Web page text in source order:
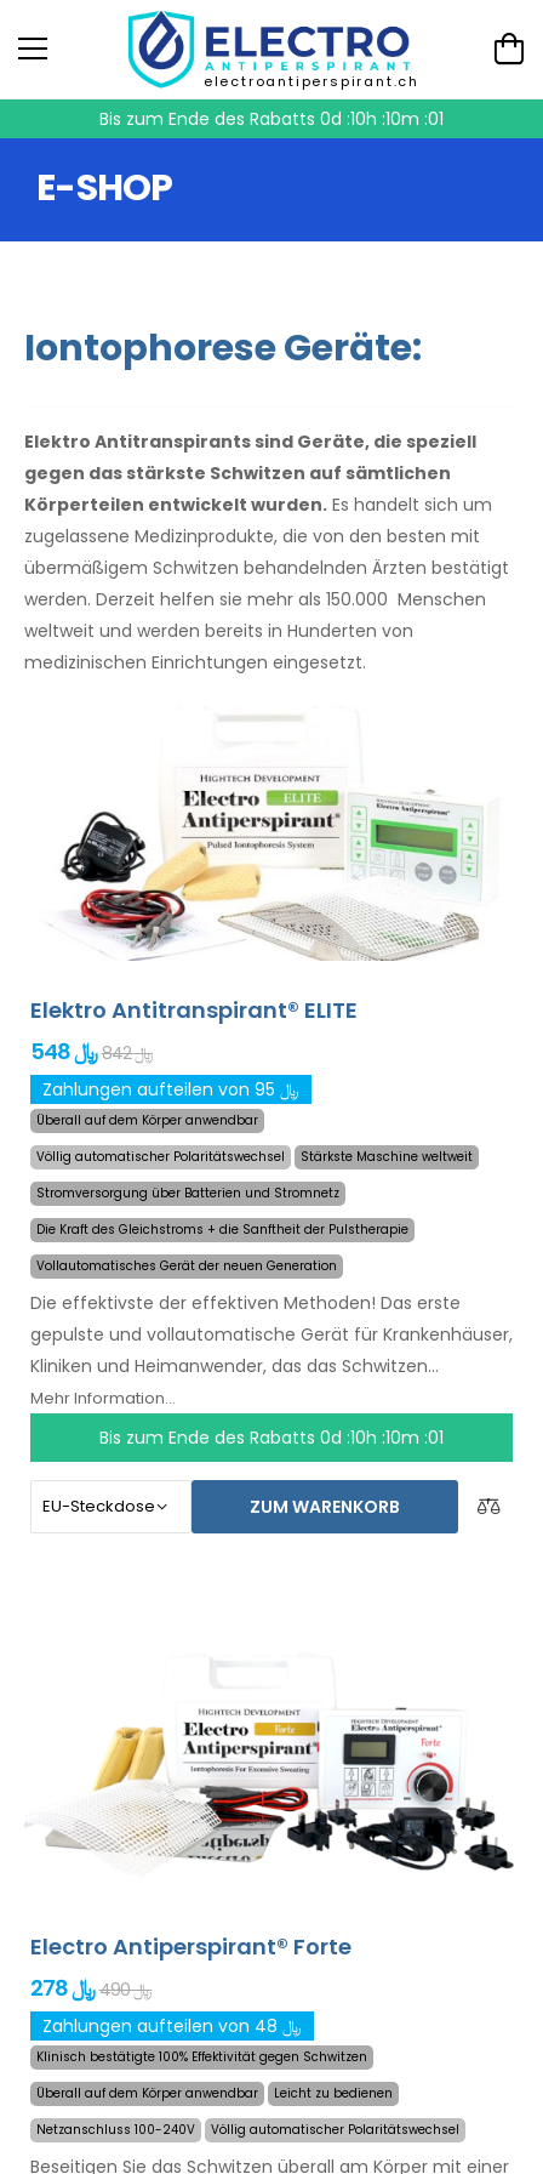
electroantiperspirant.ch
Bis zum Ende des Rabatts 0d :10h :10m :00
E-SHOP
Iontophorese Geräte:
Elektro Antitranspirants sind Geräte, die speziell
gegen das stärkste Schwitzen auf sämtlichen
Körperteilen entwickelt wurden. Es handelt sich um
zugelassene Medizinprodukte, die von den besten mit
übermäßigem Schwitzen behandelnden Ärzten bestätigt
werden. Derzeit helfen sie mehr als 150.000 Menschen
weltweit und werden bereits in Hunderten von
medizinischen Einrichtungen eingesetzt.
Elektro Antitranspirant® ELITE
548 ﷼
842 ﷼
Zahlungen aufteilen von 95 ﷼
Überall auf dem Körper anwendbar
Völlig automatischer Polaritätswechsel
Stärkste Maschine weltweit
Stromversorgung über Batterien und Stromnetz
Die Kraft des Gleichstroms + die Sanftheit der Pulstherapie
Vollautomatisches Gerät der neuen Generation
Die effektivste der effektiven Methoden! Das erste
gepulste und vollautomatische Gerät für Krankenhäuser,
Kliniken und Heimanwender, das das Schwitzen
auchüber mehrere Monate hinweg mit einer
einzigen Anwendung lindert. Zu Beginn der
Behandlung wählen Sie einfach den Bereich, der von
gegen übermäßiges Schwitzen von Händen, Füßen und
Achselhöhlen (im Grundpaket enthalten). Mit
zusätzlichen Adaptern kann auch übermäßiges
Schwitzen des Kopfes, der Stirn, des Bauches, des
Rückens, des Gesäßes, der Brust und anderer Körperteile
erfolgreich und langanhaltend behandelt werden.
Geld-
sowie kostenloser Expressversand weltweit!
Mehr Information...
Bis zum Ende des Rabatts 0d :10h :10m :00
ZUM WARENKORB
Electro Antiperspirant® Forte
278 ﷼
490 ﷼
Zahlungen aufteilen von 48 ﷼
Klinisch bestätigte 100% Effektivität gegen Schwitzen
Überall auf dem Körper anwendbar
Leicht zu bedienen
Netzanschluss 100-240V
Völlig automatischer Polaritätswechsel
Beseitigen Sie das Schwitzen überall am Körper mit einer